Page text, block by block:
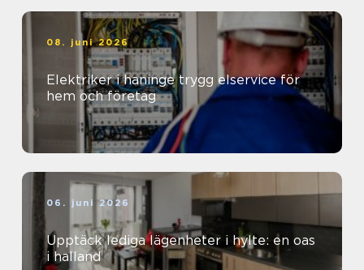
08. juni 2026
Elektriker i haninge trygg elservice för
hem och företag
06. juni 2026
Upptäck lediga lägenheter i hylte: en oas
i halland